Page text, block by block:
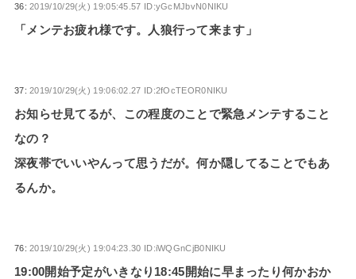
36:2019/10/29(火) 19:05:45.57 ID:yGcMJbvN0NIKU
「メンテお疲れ様です。人狼行って来ます」
37:2019/10/29(火) 19:06:02.27 ID:2fOcTEOR0NIKU
お知らせ見てるが、この程度のことで緊急メンテすること
なの？
深夜帯でいいやんって思うだが。何か隠してることでもあ
るんか。
76:2019/10/29(火) 19:04:23.30 ID:iWQGnCjB0NIKU
19:00開始予定がいきなり18:45開始に早まったり何かおか